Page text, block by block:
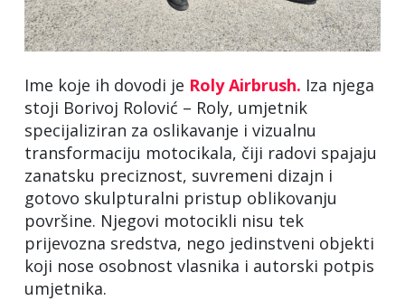
Ime koje ih dovodi je Roly Airbrush. Iza njega
stoji Borivoj Rolović – Roly, umjetnik
specijaliziran za oslikavanje i vizualnu
transformaciju motocikala, čiji radovi spajaju
zanatsku preciznost, suvremeni dizajn i
gotovo skulpturalni pristup oblikovanju
površine. Njegovi motocikli nisu tek
prijevozna sredstva, nego jedinstveni objekti
koji nose osobnost vlasnika i autorski potpis
umjetnika.